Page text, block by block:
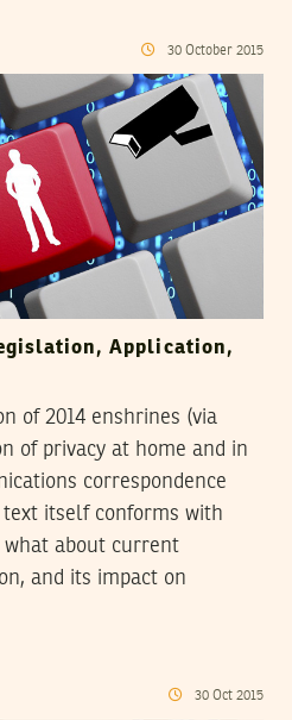
30 October 2015
Application,
of 2014 enshrines (via
of privacy at home and in
correspondence
itself conforms with
what about current
and its impact on
30 Oct 2015